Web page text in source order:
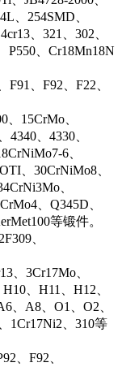
、254SMD、
、321、302、
P550、Cr18Mn18N
、F92、F22、
、15CrMo、
4340、4330、
6、
、30CrNiMo8、
、
、Q345D、
等锻件。
、
、3Cr17Mo、
、H11、H12、
、A8、O1、O2、
1Cr17Ni2、310等
、F92、